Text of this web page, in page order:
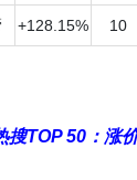
+128.15% 10
搜TOP 50：涨